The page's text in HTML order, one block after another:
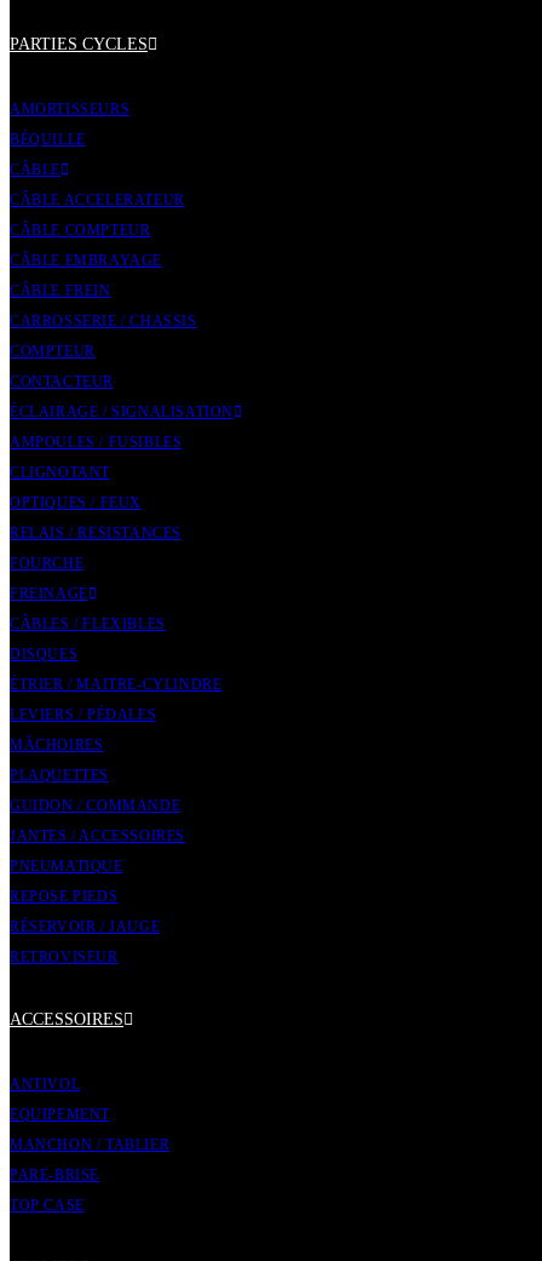
PARTIES CYCLES
AMORTISSEURS
BÉQUILLE
CÂBLE
CÂBLE ACCELERATEUR
CÂBLE COMPTEUR
CÂBLE EMBRAYAGE
CÂBLE FREIN
CARROSSERIE / CHASSIS
COMPTEUR
CONTACTEUR
ÉCLAIRAGE / SIGNALISATION
AMPOULES / FUSIBLES
CLIGNOTANT
OPTIQUES / FEUX
RELAIS / RESISTANCES
FOURCHE
FREINAGE
CÂBLES / FLEXIBLES
DISQUES
ÉTRIER / MAITRE-CYLINDRE
LEVIERS / PÉDALES
MÂCHOIRES
PLAQUETTES
GUIDON / COMMANDE
JANTES / ACCESSOIRES
PNEUMATIQUE
REPOSE PIEDS
RÉSERVOIR / JAUGE
RETROVISEUR
ACCESSOIRES
ANTIVOL
EQUIPEMENT
MANCHON / TABLIER
PARE-BRISE
TOP CASE